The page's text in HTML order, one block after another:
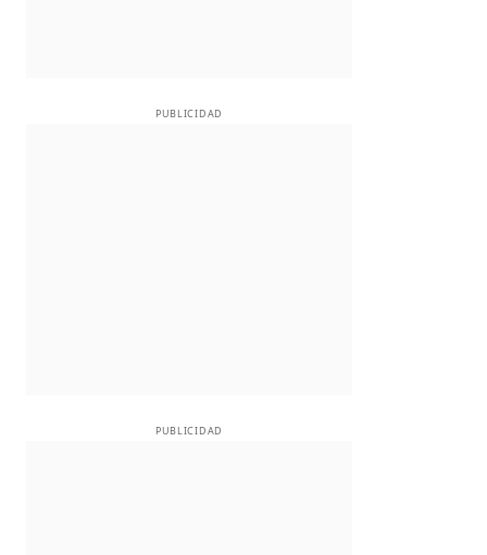
PUBLICIDAD
PUBLICIDAD